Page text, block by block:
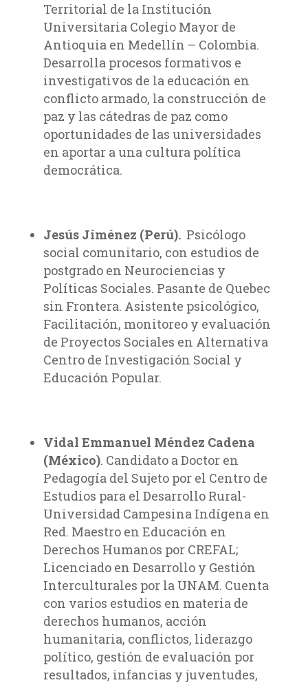
Territorial de la Institución
Universitaria Colegio Mayor de
Antioquia en Medellín – Colombia.
Desarrolla procesos formativos e
investigativos de la educación en
conflicto armado, la construcción de
paz y las cátedras de paz como
oportunidades de las universidades
en aportar a una cultura política
democrática.
Jesús Jiménez (Perú). Psicólogo
social comunitario, con estudios de
postgrado en Neurociencias y
Políticas Sociales. Pasante de Quebec
sin Frontera. Asistente psicológico,
Facilitación, monitoreo y evaluación
de Proyectos Sociales en Alternativa
Centro de Investigación Social y
Educación Popular.
Vidal Emmanuel Méndez Cadena
(México). Candidato a Doctor en
Pedagogía del Sujeto por el Centro de
Estudios para el Desarrollo Rural-
Universidad Campesina Indígena en
Red. Maestro en Educación en
Derechos Humanos por CREFAL;
Licenciado en Desarrollo y Gestión
Interculturales por la UNAM. Cuenta
con varios estudios en materia de
derechos humanos, acción
humanitaria, conflictos, liderazgo
político, gestión de evaluación por
resultados, infancias y juventudes,